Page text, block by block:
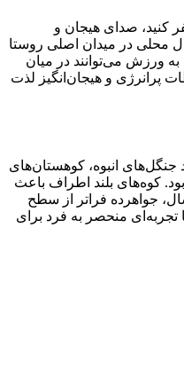
کنید، صدای هیجان و
محلی در میدان اصلی روستا
ورزش می‌توانند در میان
پرانرژی و هیجان‌انگیز لذت
انبوه، کوهستان‌های
کوه‌های بلند اطراف باعث
جواهرده فراتر از سطح
تجربه‌ای منحصر به فرد برای